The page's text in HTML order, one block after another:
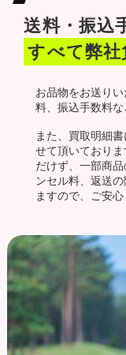
送料・振込
すべて弊社
お品物をお送り
料、振込手数料
また、買取明細
せて頂いており
だけず、一部商
ンセル料、返送
ますので、ご安